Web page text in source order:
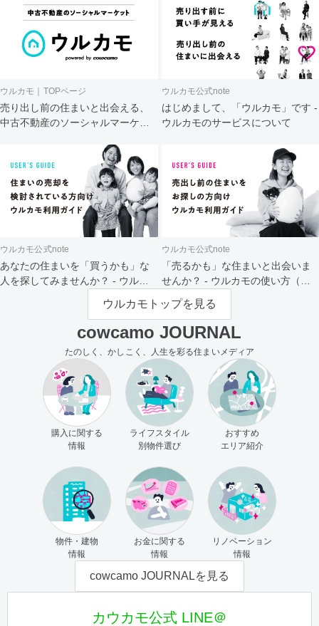
ウルカモ｜TOPページ
売り出し前の住まいと出会える、
中古不動産のソーシャルマーケッ
ウルカモ公式note
はじめまして、「ウルカモ」です -
ウルカモのサービスについて
ウルカモ公式note
あなたの住まいを「買うかも」な
人を探してみませんか？ - ウルカ
ウルカモ公式note
「売るかも」な住まいと出会いま
せんか？ - ウルカモの使い方（買
主さま向け）
ウルカモトップを見る
cowcamo JOURNAL
たのしく、かしこく、人生を彩る住まいメディア
購入に関する
情報
ライフスタイル
別物件選び
おすすめ
エリア紹介
物件・建物
情報
お金に関する
情報
リノベーション
情報
cowcamo JOURNALを見る
カウカモ公式 LINE＠